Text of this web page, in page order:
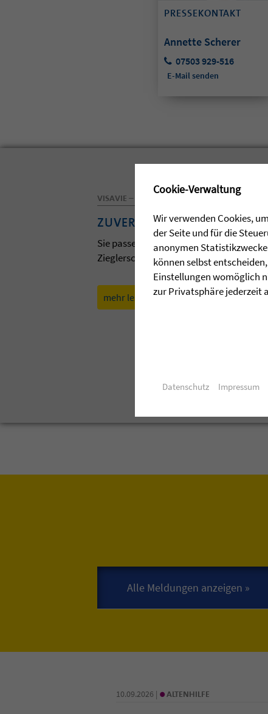
PRESSEKONTAKT
Annette Scherer
07503 929-516
E-Mail senden
VISAVIE – DAS MAGAZIN DER ZIEGLERSCHEN
ZUVERSICHT
Sie passen zum Frühling und zur
Zieglerschen. Lassen Sie sich davon
mehr lesen » aktuelle Ausgabe
10.09.2026 | • ALTENHILFE
Cookie-Verwaltung
Wir verwenden Cookies,
der Seite und für die
anonymen
können selbst
Einstellungen womöglich
zur Privatsphäre jederzeit
Datenschutz Impressum